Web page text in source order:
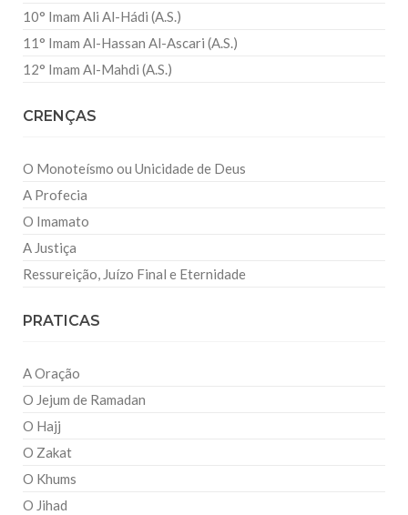
10° Imam Ali Al-Hádi (A.S.)
11° Imam Al-Hassan Al-Ascari (A.S.)
12° Imam Al-Mahdi (A.S.)
CRENÇAS
O Monoteísmo ou Unicidade de Deus
A Profecia
O Imamato
A Justiça
Ressureição, Juízo Final e Eternidade
PRATICAS
A Oração
O Jejum de Ramadan
O Hajj
O Zakat
O Khums
O Jihad